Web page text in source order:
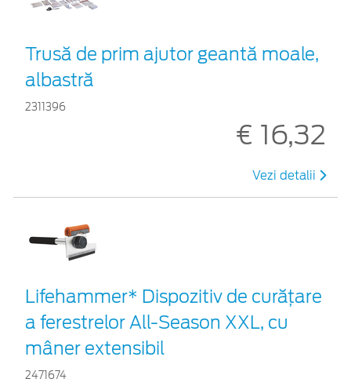
Trusă de prim ajutor geantă moale,
albastră
2311396
€ 16,32
Vezi detalii
Lifehammer* Dispozitiv de curățare
a ferestrelor All-Season XXL, cu
mâner extensibil
2471674